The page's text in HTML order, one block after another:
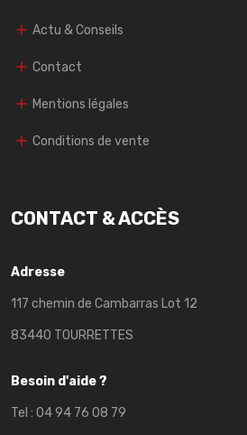
Actu & Conseils
Contact
Mentions légales
Conditions de vente
CONTACT & ACCÈS
Adresse
117 chemin de Cambarras Lot 12
83440 TOURRETTES
Besoin d'aide ?
Tel : 04 94 76 08 79